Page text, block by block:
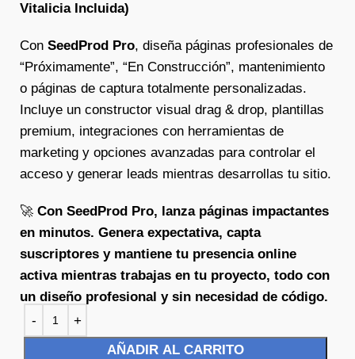
Vitalicia Incluida)
Con SeedProd Pro, diseña páginas profesionales de
“Próximamente”, “En Construcción”, mantenimiento
o páginas de captura totalmente personalizadas.
Incluye un constructor visual drag & drop, plantillas
premium, integraciones con herramientas de
marketing y opciones avanzadas para controlar el
acceso y generar leads mientras desarrollas tu sitio.
🚀 Con SeedProd Pro, lanza páginas impactantes
en minutos. Genera expectativa, capta
suscriptores y mantiene tu presencia online
activa mientras trabajas en tu proyecto, todo con
un diseño profesional y sin necesidad de código.
AÑADIR AL CARRITO